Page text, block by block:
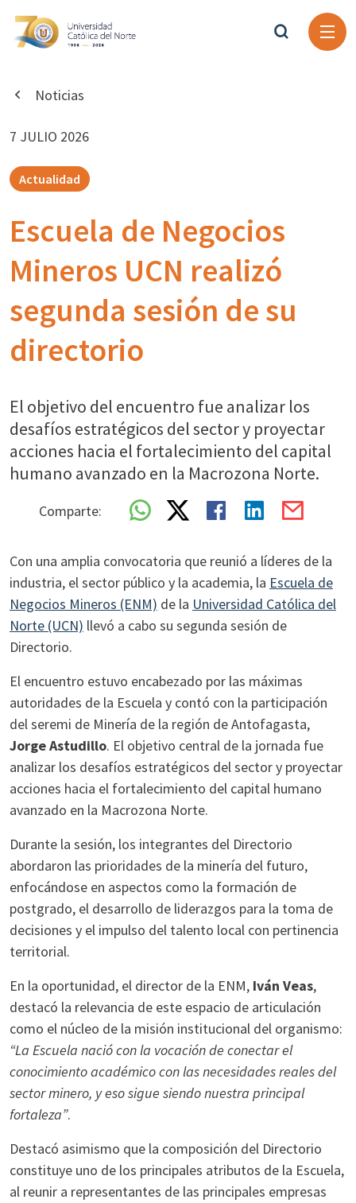
Noticias
7 JULIO 2026
Actualidad
Escuela de Negocios
Mineros UCN realizó
segunda sesión de su
directorio
El objetivo del encuentro fue analizar los
desafíos estratégicos del sector y proyectar
acciones hacia el fortalecimiento del capital
humano avanzado en la Macrozona Norte.
Comparte:
Con una amplia convocatoria que reunió a líderes de la
industria, el sector público y la academia, la Escuela de
Negocios Mineros (ENM) de la Universidad Católica del
Norte (UCN) llevó a cabo su segunda sesión de
Directorio.
El encuentro estuvo encabezado por las máximas
autoridades de la Escuela y contó con la participación
del seremi de Minería de la región de Antofagasta,
Jorge Astudillo. El objetivo central de la jornada fue
analizar los desafíos estratégicos del sector y proyectar
acciones hacia el fortalecimiento del capital humano
avanzado en la Macrozona Norte.
Durante la sesión, los integrantes del Directorio
abordaron las prioridades de la minería del futuro,
enfocándose en aspectos como la formación de
postgrado, el desarrollo de liderazgos para la toma de
decisiones y el impulso del talento local con pertinencia
territorial.
En la oportunidad, el director de la ENM, Iván Veas,
destacó la relevancia de este espacio de articulación
como el núcleo de la misión institucional del organismo:
“La Escuela nació con la vocación de conectar el
conocimiento académico con las necesidades reales del
sector minero, y eso sigue siendo nuestra principal
fortaleza”.
Destacó asimismo que la composición del Directorio
constituye uno de los principales atributos de la Escuela,
al reunir a representantes de las principales empresas